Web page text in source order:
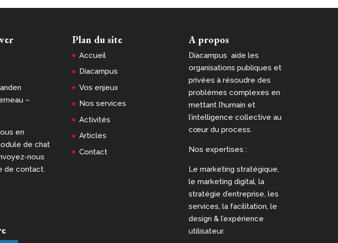
–
en
de chat
nous
de contact.
Plan du site
Accueil
Diacampus
Vos enjeux
Nos services
Activités
Articles
Contact
A propos
Diacampus aide les
organisations publiques et
privées à résoudre des
problèmes complexes en
mettant l’humain et
l’intelligence collective au
cœur du process.
Nos expertises :
Le marketing stratégique,
le marketing digital, la
stratégie d’entreprise, les
services, la facilitation, le
design & l’expérience
utilisateur.